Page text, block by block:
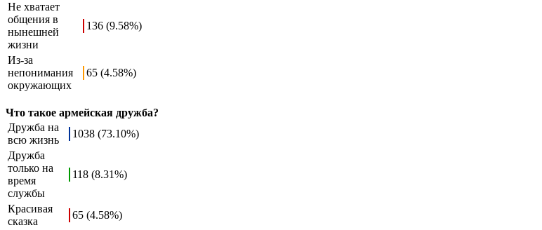
Не хватает
общения в
нынешней
жизни
136 (9.58%)
Из-за
непонимания
окружающих
65 (4.58%)
Что такое армейская дружба?
Дружба на
всю жизнь
1038 (73.10%)
Дружба
только на
время
службы
118 (8.31%)
Красивая
сказка
65 (4.58%)